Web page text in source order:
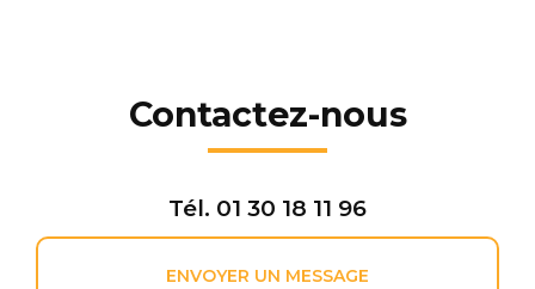
Contactez-nous
Tél. 01 30 18 11 96
ENVOYER UN MESSAGE